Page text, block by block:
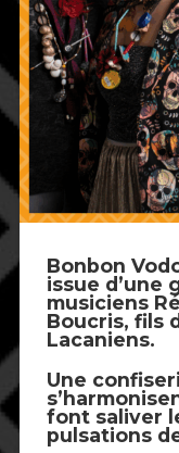
Bonbon
issue d’une
musiciens
Boucris, fils
Lacaniens.
Une
font saliver
pulsations